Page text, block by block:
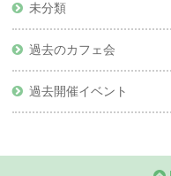
未分類
過去のカフェ会
過去開催イベント